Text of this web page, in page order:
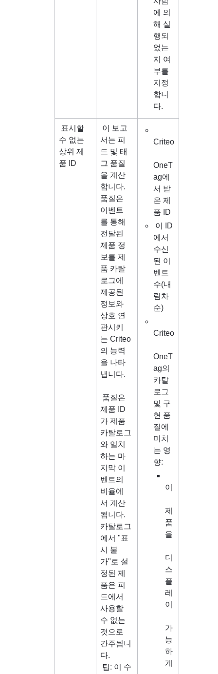
에 의
해 실
행되
었는
지 여
부를
지정
합니
다.
수 없는
상위 제
품 ID
이 보고
서는 피
드 및 태
그 품질
을 계산
합니다.
품질은
이벤트
를 통해
전달된
제품 정
보를 제
품 카탈
로그에
제공된
정보와
상호 연
관시키
는 Criteo
의 능력
을 나타
냅니다.
품질은
제품 ID
가 제품
카탈로그
와 일치
하는 마
지막 이
벤트의
비율에
서 계산
됩니다.
카탈로그
에서 "표
시 불
가"로 설
정된 제
품은 피
드에서
사용할
수 없는
것으로
간주됩니
다.
팁: 이 수
Criteo
OneT
ag에
서 받
은 제
품 ID
에서
수신
된 이
벤트
수(내
림차
순)
Criteo
OneT
ag의
카탈
로그
및 구
현 품
질에
미치
는 영
향:
이
제
품
을
디
스
플
레
이
가
능
하
게